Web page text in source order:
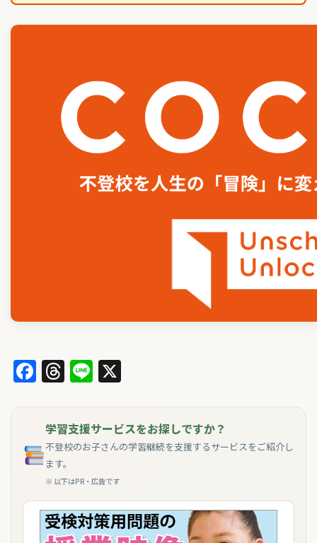
Facebook
Threads
Line
学習支援サービスをお探しですか？
不登校のお子さんの学習継続を支援するサービスをご紹介し
ます。
※ 以下はPR・広告です